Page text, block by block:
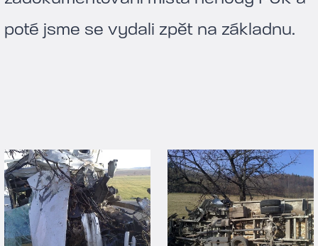
poté jsme se vydali zpět na základnu.